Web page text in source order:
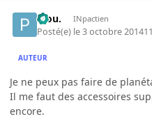
Piou. INpactien
Posté(e) le 3 octobre 2014
AUTEUR
Je ne peux pas faire de
Il me faut des accessoires
encore.